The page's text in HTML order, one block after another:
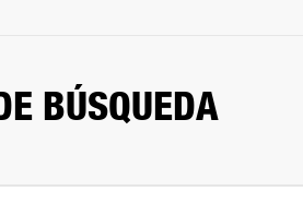
BÚSQUEDA